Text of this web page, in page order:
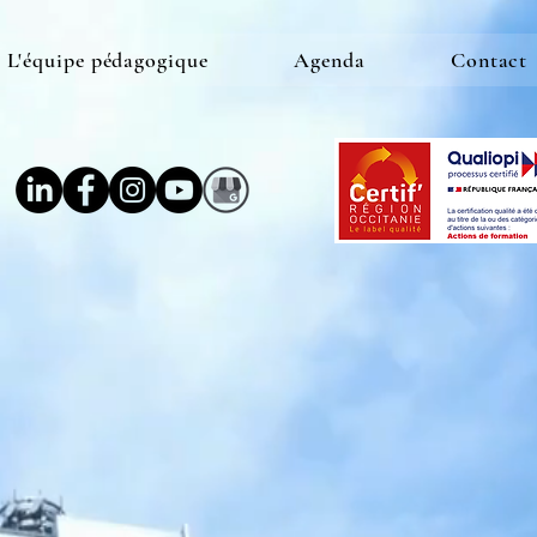
L'équipe pédagogique Agenda Contact